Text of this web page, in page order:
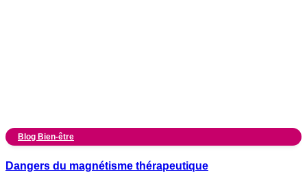
Blog Bien-être
Dangers du magnétisme thérapeutique